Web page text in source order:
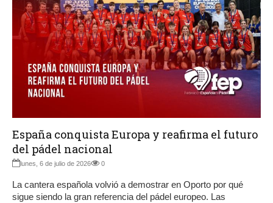
España conquista Europa y reafirma el futuro
del pádel nacional
lunes, 6 de julio de 2026 0
La cantera española volvió a demostrar en Oporto por qué
sigue siendo la gran referencia del pádel europeo. Las